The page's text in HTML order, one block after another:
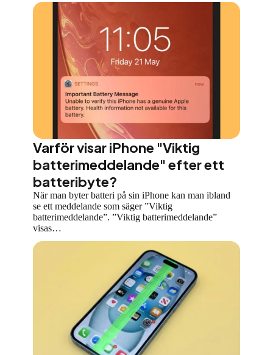
Varför visar iPhone "Viktig
batterimeddelande" efter ett
batteribyte?
När man byter batteri på sin iPhone kan man ibland
se ett meddelande som säger ”Viktig
batterimeddelande”. ”Viktig batterimeddelande”
visas…